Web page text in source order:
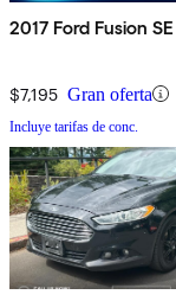
2017 Ford Fusion SE
$7,195 Gran oferta
Incluye tarifas de conc.